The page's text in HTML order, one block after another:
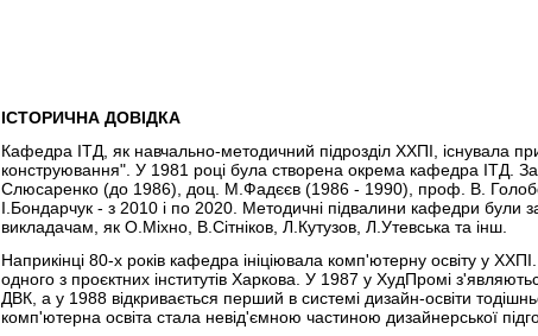
ІСТОРИЧНА ДОВІДКА
Кафедра ІТД, як навчально-методичний підрозділ ХХПІ, існувала
конструювання". У 1981 році була створена окрема кафедра ІТД.
Слюсаренко (до 1986), доц. М.Фадєєв (1986 - 1990), проф. В.
І.Бондарчук - з 2010 і по 2020. Методичні підвалини кафедри були
викладачам, як О.Міхно, В.Сітніков, Л.Кутузов, Л.Утевська та інш.
Наприкінці 80-х років кафедра ініціювала комп'ютерну освіту у
одного з проєктних інститутів Харкова. У 1987 у ХудПромі
ДВК, а у 1988 відкривається перший в системі дизайн-освіти
комп'ютерна освіта стала невід'ємною частиною дизайнерської